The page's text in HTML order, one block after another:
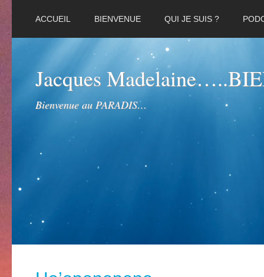
ACCUEIL BIENVENUE QUI JE SUIS ?
Jacques
Bienvenue au PARADIS…